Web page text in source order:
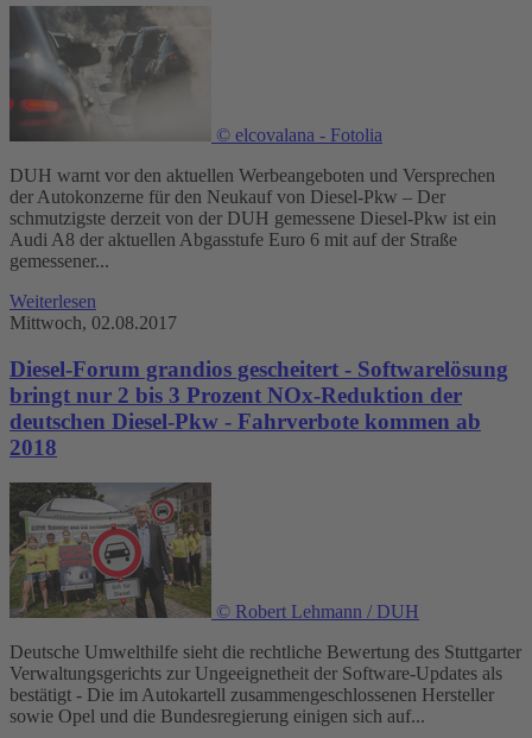
© elcovalana - Fotolia
DUH warnt vor den aktuellen Werbeangeboten und Versprechen
der Autokonzerne für den Neukauf von Diesel-Pkw – Der
schmutzigste derzeit von der DUH gemessene Diesel-Pkw ist ein
Audi A8 der aktuellen Abgasstufe Euro 6 mit auf der Straße
gemessener...
Weiterlesen
Mittwoch, 02.08.2017
Diesel-Forum grandios gescheitert - Softwarelösung
bringt nur 2 bis 3 Prozent NOx-Reduktion der
deutschen Diesel-Pkw - Fahrverbote kommen ab
2018
© Robert Lehmann / DUH
Deutsche Umwelthilfe sieht die rechtliche Bewertung des Stuttgarter
Verwaltungsgerichts zur Ungeeignetheit der Software-Updates als
bestätigt - Die im Autokartell zusammengeschlossenen Hersteller
sowie Opel und die Bundesregierung einigen sich auf...